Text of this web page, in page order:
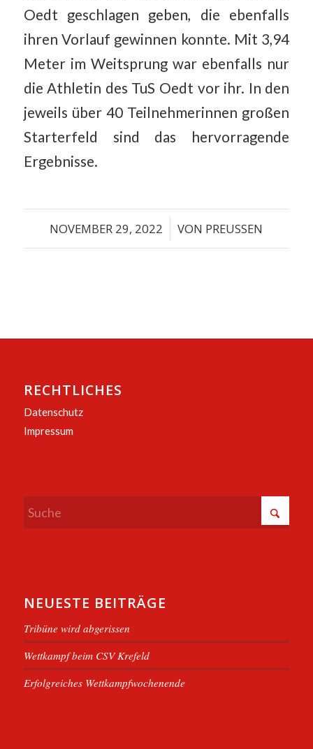
Oedt geschlagen geben, die ebenfalls
ihren Vorlauf gewinnen konnte. Mit 3,94
Meter im Weitsprung war ebenfalls nur
die Athletin des TuS Oedt vor ihr. In den
jeweils über 40 Teilnehmerinnen großen
Starterfeld sind das hervorragende
Ergebnisse.
NOVEMBER 29, 2022
/ VON PREUSSEN
RECHTLICHES
Datenschutz
Impressum
NEUESTE BEITRÄGE
Tribüne wird abgerissen
Wettkampf beim CSV Krefeld
Erfolgreiches Wettkampfwochenende